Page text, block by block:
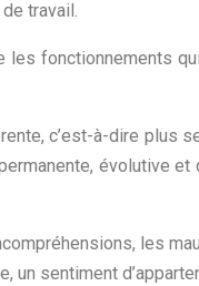
travail.
fonctionnements
c’est-à-dire plus
évolutive
les
un sentiment